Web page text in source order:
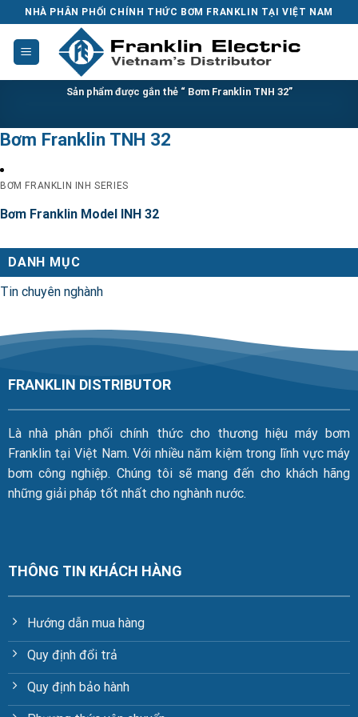
to
content
NHÀ PHÂN PHỐI CHÍNH THỨC BƠM FRANKLIN TẠI VIỆT NAM
Sản phẩm được gắn thẻ “ Bơm Franklin TNH 32”
Bơm Franklin TNH 32
BƠM FRANKLIN INH SERIES
Bơm Franklin Model INH 32
DANH MỤC
Tin chuyên nghành
FRANKLIN DISTRIBUTOR
Là nhà phân phối chính thức cho thương hiệu máy bơm
Franklin tại Việt Nam. Với nhiều năm kiệm trong lĩnh vực máy
bơm công nghiệp. Chúng tôi sẽ mang đến cho khách hãng
những giải pháp tốt nhất cho nghành nước.
THÔNG TIN KHÁCH HÀNG
Hướng dẫn mua hàng
Quy định đổi trả
Quy định bảo hành